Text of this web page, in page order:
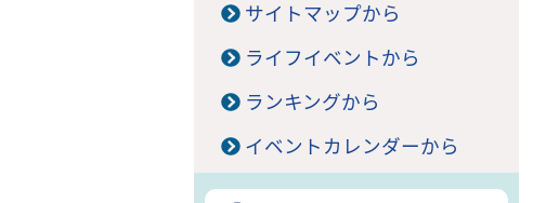
サイトマップから
ライフイベントから
ランキングから
イベントカレンダーから